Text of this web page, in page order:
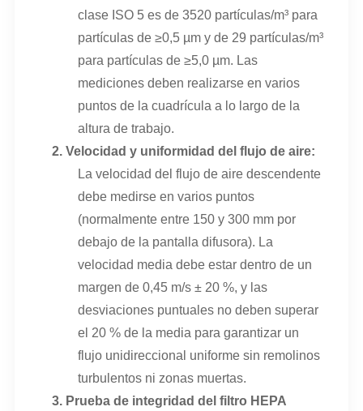
clase ISO 5 es de 3520 partículas/m³ para
partículas de ≥0,5 µm y de 29 partículas/m³
para partículas de ≥5,0 µm. Las
mediciones deben realizarse en varios
puntos de la cuadrícula a lo largo de la
altura de trabajo.
2. Velocidad y uniformidad del flujo de aire:
La velocidad del flujo de aire descendente
debe medirse en varios puntos
(normalmente entre 150 y 300 mm por
debajo de la pantalla difusora). La
velocidad media debe estar dentro de un
margen de 0,45 m/s ± 20 %, y las
desviaciones puntuales no deben superar
el 20 % de la media para garantizar un
flujo unidireccional uniforme sin remolinos
turbulentos ni zonas muertas.
3. Prueba de integridad del filtro HEPA